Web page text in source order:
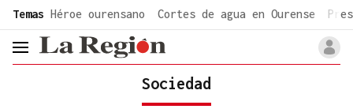
common.go-to-content
Temas Héroe ourensano Cortes de agua en Ourense
header.menu.open
Sociedad